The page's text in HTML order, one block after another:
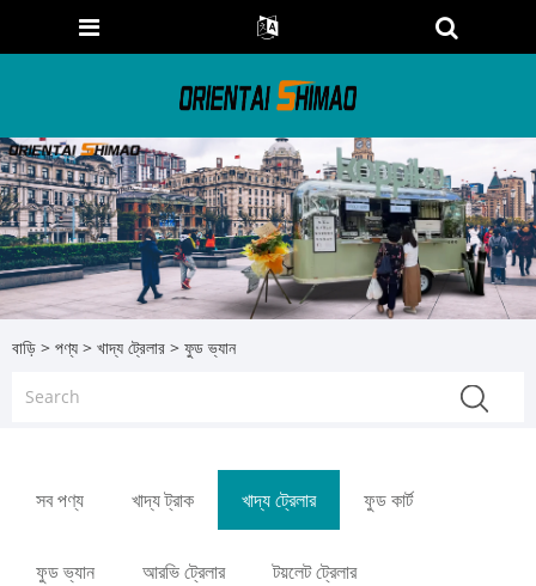
বাড়ি > পণ্য > খাদ্য ট্রেলার > ফুড ভ্যান
সব পণ্য খাদ্য ট্রাক খাদ্য ট্রেলার ফুড কার্ট
ফুড ভ্যান আরভি ট্রেলার টয়লেট ট্রেলার